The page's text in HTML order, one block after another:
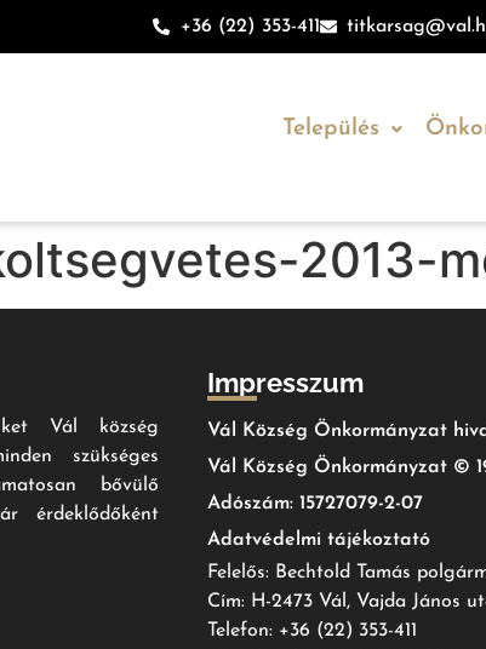
+36 (22) 353-411
Település
2013-
Vál község
szükséges
bővülő
érdeklődőként
Impresszum
Vál Község Önkormányzat
Vál Község Önkormányzat ©
Adószám: 15727079-2-07
Adatvédelmi tájékoztató
Felelős: Bechtold Tamás
Cím: H-2473 Vál, Vajda János
Telefon: +36 (22) 353-411